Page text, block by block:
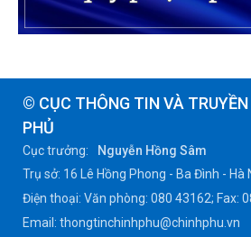
© CỤC THÔNG TIN VÀ
PHỦ
Cục trưởng:
Nguyễn Hồng Sâm
Trụ sở: 16 Lê Hồng Phong - Ba Đình - Hà
Điện thoại: Văn phòng: 080 43162; Fax:
Email: thongtinchinhphu@chinhphu.vn